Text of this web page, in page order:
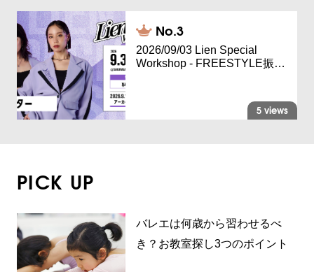
2026/09/03 Lien Special
Workshop - FREESTYLE振…
5 views
PICK UP
バレエは何歳から習わせるべ
き？お教室探し3つのポイント